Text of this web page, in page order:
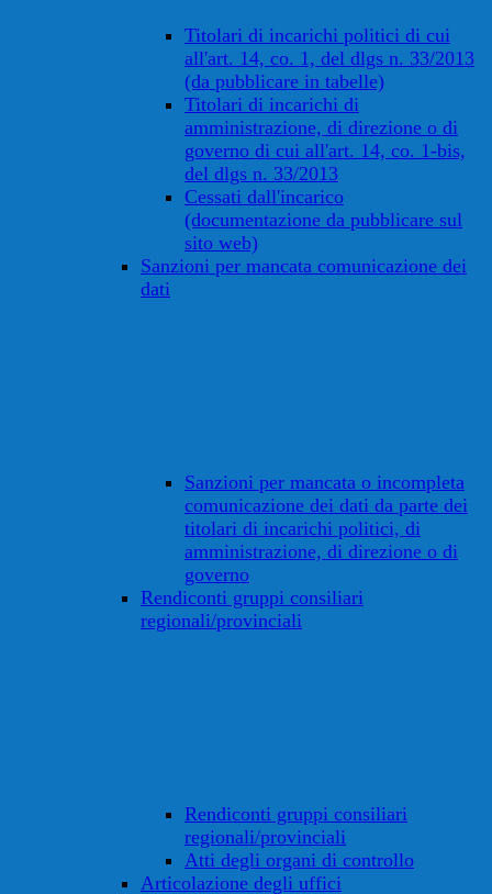
Titolari di incarichi politici di cui
all'art. 14, co. 1, del dlgs n. 33/2013
(da pubblicare in tabelle)
Titolari di incarichi di
amministrazione, di direzione o di
governo di cui all'art. 14, co. 1-bis,
del dlgs n. 33/2013
Cessati dall'incarico
(documentazione da pubblicare sul
sito web)
Sanzioni per mancata comunicazione dei
dati
Sanzioni per mancata o incompleta
comunicazione dei dati da parte dei
titolari di incarichi politici, di
amministrazione, di direzione o di
governo
Rendiconti gruppi consiliari
regionali/provinciali
Rendiconti gruppi consiliari
regionali/provinciali
Atti degli organi di controllo
Articolazione degli uffici